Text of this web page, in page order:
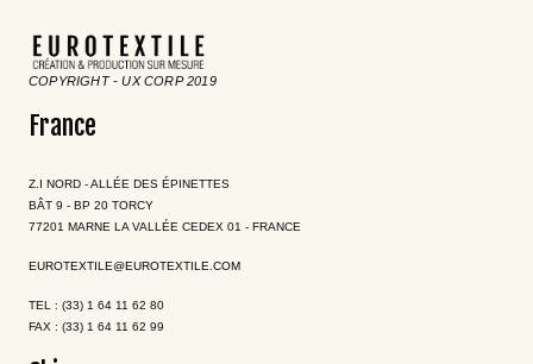
COPYRIGHT - UX CORP 2019
France
Z.I NORD - ALLÉE DES ÉPINETTES
BÂT 9 - BP 20 TORCY
77201 MARNE LA VALLÉE CEDEX 01 - FRANCE
EUROTEXTILE@EUROTEXTILE.COM
TEL : (33) 1 64 11 62 80
FAX : (33) 1 64 11 62 99